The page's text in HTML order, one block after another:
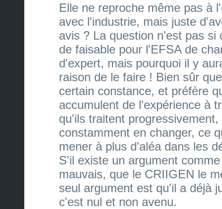
Elle ne reproche même pas à
avec l'industrie, mais juste
avis ? La question n'est pas si
de faisable pour l'EFSA de
d'expert, mais pourquoi il y
raison de le faire ! Bien sûr
certain constance, et préfère
accumulent de l'expérience à
qu'ils traitent
constamment en changer, ce
mener à plus d'aléa dans les
S'il existe un argument
mauvais, que le CRIIGEN le
seul argument est qu'il a déjà
c'est nul et non avenu.